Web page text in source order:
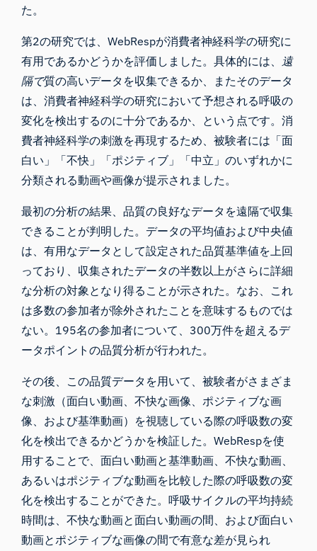
た。
第2の研究では、WebRespが消費者神経科学の研究に
有用であるかどうかを評価しました。具体的には、 遠
隔で質の高いデータを収集できるか、またそのデータ
は、消費者神経科学の研究において予想される呼吸の
変化を検出するのに十分であるか、という点です。消
費者神経科学の刺激を再現するため、被験者には「面
白い」「不快」「ポジティブ」「中立」のいずれかに
分類される動画や画像が提示されました。
最初の分析の結果、品質の良好なデータを遠隔で収集
できることが判明した。データの平均値および中央値
は、有用なデータとして設定された品質基準値を上回
っており、収集されたデータの半数以上がさらに詳細
な分析の対象となり得ることが示された。なお、これ
は多数の参加者が除外されたことを意味するものでは
ない。195名の参加者について、300万件を超えるデ
ータポイントの品質分析が行われた。
その後、この品質データを用いて、被験者がさまざま
な刺激（面白い動画、不快な画像、ポジティブな画
像、および基準動画）を視聴している際の呼吸数の変
化を検出できるかどうかを検証した。WebRespを使
用することで、面白い動画と基準動画、不快な動画、
あるいはポジティブな動画を比較した際の呼吸数の変
化を検出することができた。呼吸サイクルの平均持続
時間は、不快な動画と面白い動画の間、および面白い
動画とポジティブな画像の間で有意な差が見られ